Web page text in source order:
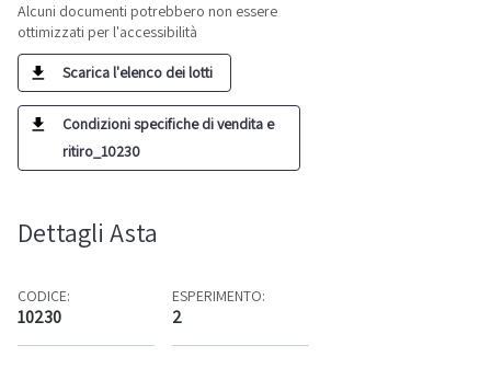
Alcuni documenti potrebbero non essere
ottimizzati per l'accessibilità
Scarica l'elenco dei lotti
Condizioni specifiche di vendita e
ritiro_10230
Dettagli Asta
CODICE:
10230
ESPERIMENTO:
2